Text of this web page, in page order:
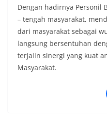
Dengan hadirnya Personil
– tengah masyarakat,
dari masyarakat sebagai
langsung bersentuhan
terjalin sinergi yang kuat
Masyarakat.